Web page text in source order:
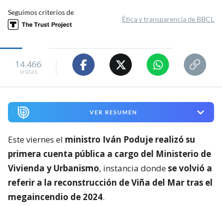
Seguimos criterios de
Ética y transparencia de BBCL
14.466
visitas
VER RESUMEN
Este viernes el ministro Iván Poduje realizó su
primera cuenta pública a cargo del Ministerio de
Vivienda y Urbanismo, instancia dondese volvió a
referir a la reconstrucción de Viña del Mar tras el
megaincendio de 2024.